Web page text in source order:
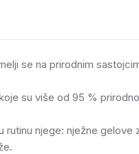
se na prirodnim
su više od 95 %
njege: nježne gelove